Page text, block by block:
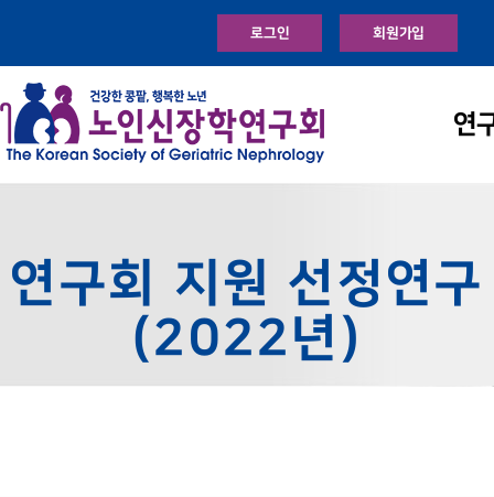
로그인 회원가입
연
연구회 지원 선정연구
(2022년)